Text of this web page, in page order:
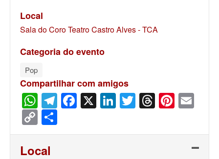
Local
Sala do Coro Teatro Castro Alves - TCA
Categoria do evento
Pop
Compartilhar com amigos
WhatsApp
Telegram
Facebook
X LinkedIn
Twitter
Threads
Copy
Link
Local